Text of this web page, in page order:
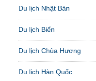
Du lịch Nhật Bản
Du lịch Biển
Du lịch Chùa Hương
Du lịch Hàn Quốc